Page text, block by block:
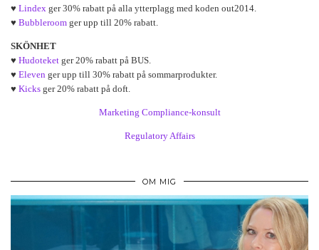
♥ Lindex ger 30% rabatt på alla ytterplagg med koden out2014.
♥ Bubbleroom ger upp till 20% rabatt.
SKÖNHET
♥ Hudoteket ger 20% rabatt på BUS.
♥ Eleven ger upp till 30% rabatt på sommarprodukter.
♥ Kicks ger 20% rabatt på doft.
Marketing Compliance-konsult
Regulatory Affairs
OM MIG